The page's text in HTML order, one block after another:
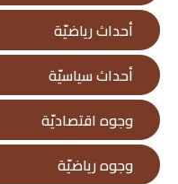
أحداث رياضيّة
أحداث سياسيّة
وجوه اقتصاديّة
وجوه رياضيّة